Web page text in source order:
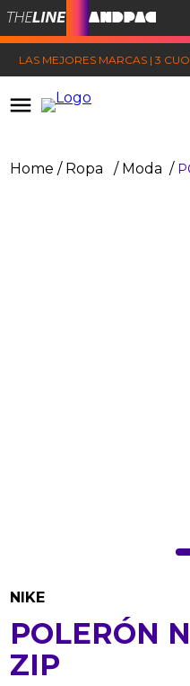
LAS MEJORES MARCAS | 3
Ropa Moda
NIKE
POLERÓN
ZIP